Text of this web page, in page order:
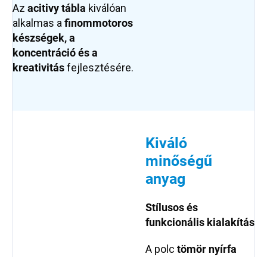
Az acitivy tábla kiválóan
alkalmas afinommotoros
készségek, a
koncentráció és a
kreativitásfejlesztésére.
Kiváló
minőségű
anyag
Stílusos és
funkcionális kialakítás
A polc tömör nyírfa